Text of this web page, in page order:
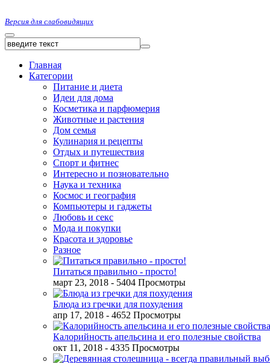
Версия для слабовидящих
Главная
Категории
Питание и диета
Идеи для дома
Косметика и парфюмерия
Животные и растения
Дом семья
Кулинария и рецепты
Отдых и путешествия
Спорт и фитнес
Интересно и позновательно
Наука и техника
Космос и география
Компьютеры и гаджеты
Любовь и секс
Мода и покупки
Красота и здоровье
Разное
Питаться правильно - просто!
март 23, 2018 - 5404 Просмотры
Блюда из гречки для похудения
апр 17, 2018 - 4652 Просмотры
Калорийность апельсина и его полезные свойства
окт 11, 2018 - 4335 Просмотры